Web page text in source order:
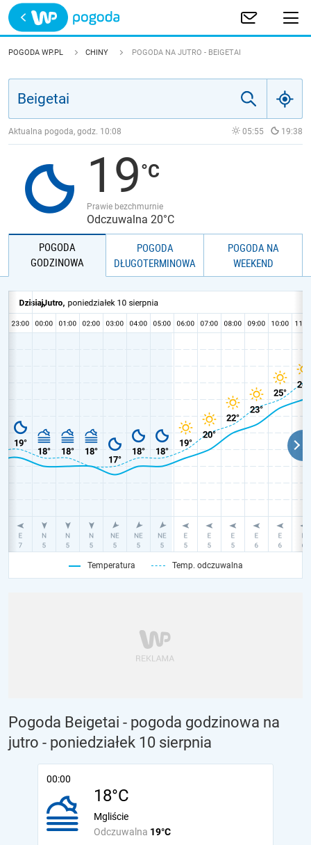
Trwa ładowanie
POLSKA
JAKOŚĆ POWIETRZA
POGODA WP.PL CHINY POGODA NA JUTRO - BEIGETAI
Aktualna pogoda, godz. 10:08 05:55 19:38
19
Prawie bezchmurnie
Odczuwalna 20°C
POGODA
GODZINOWA
POGODA
DŁUGOTERMINOWA
POGODA NA
WEEKEND
Temperatura Temp. odczuwalna
Pogoda Beigetai - pogoda godzinowa na
jutro - poniedziałek 10 sierpnia
00:00
18°C
Odczuwalna 19°C
Mgliście